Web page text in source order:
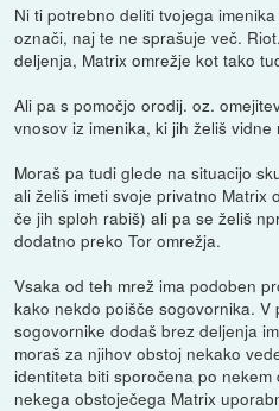
Ni ti potrebno deliti tvojega
označi, naj te ne sprašuje več.
deljenja, Matrix omrežje kot tako
Ali pa s pomočjo orodij. oz.
vnosov iz imenika, ki jih želiš
Moraš pa tudi glede na situacijo
ali želiš imeti svoje privatno Matrix
če jih sploh rabiš) ali pa se želiš
dodatno preko Tor omrežja.
Vsaka od teh mrež ima podoben
kako nekdo poišče sogovornika. V
sogovornike dodaš brez deljenja
moraš za njihov obstoj nekako
identiteta biti sporočena po
nekega obstoječega Matrix